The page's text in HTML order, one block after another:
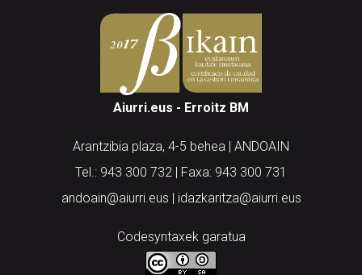
Aiurri.eus - Erroitz BM
Arantzibia plaza, 4-5 behea | ANDOAIN
Tel.: 943 300 732 | Faxa: 943 300 731
andoain@aiurri.eus | idazkaritza@aiurri.eus
Codesyntaxek garatua